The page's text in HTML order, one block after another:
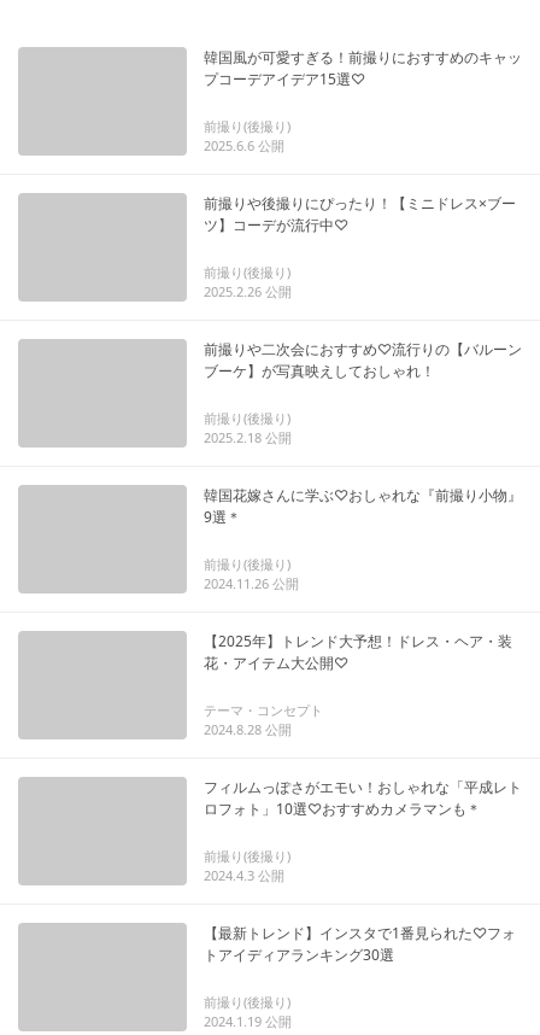
韓国風が可愛すぎる！前撮りにおすすめのキャッ
プコーデアイデア15選♡
前撮り(後撮り)
2025.6.6 公開
前撮りや後撮りにぴったり！【ミニドレス×ブー
ツ】コーデが流行中♡
前撮り(後撮り)
2025.2.26 公開
前撮りや二次会におすすめ♡流行りの【バルーン
ブーケ】が写真映えしておしゃれ！
前撮り(後撮り)
2025.2.18 公開
韓国花嫁さんに学ぶ♡おしゃれな『前撮り小物』
9選＊
前撮り(後撮り)
2024.11.26 公開
【2025年】トレンド大予想！ドレス・ヘア・装
花・アイテム大公開♡
テーマ・コンセプト
2024.8.28 公開
フィルムっぽさがエモい！おしゃれな「平成レト
ロフォト」10選♡おすすめカメラマンも＊
前撮り(後撮り)
2024.4.3 公開
【最新トレンド】インスタで1番見られた♡フォ
トアイディアランキング30選
前撮り(後撮り)
2024.1.19 公開